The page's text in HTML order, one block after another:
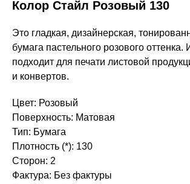
Колор Стайл Розовый 130
Это гладкая, дизайнерская,
бумага пастельного розового оттенка.
подходит для печати листовой
и конвертов.
Цвет: Розовый
Поверхность: Матовая
Тип: Бумага
Плотность (*): 130
Сторон: 2
Фактура: Без фактуры